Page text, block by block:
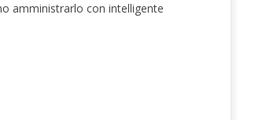
amministrarlo con intelligente